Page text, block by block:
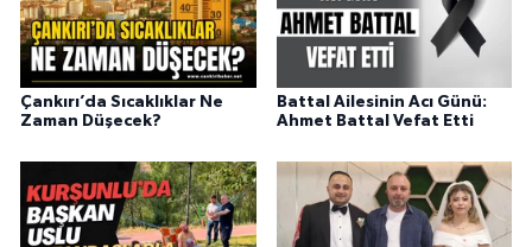
Çankırı’da Sıcaklıklar Ne
Zaman Düşecek?
Battal Ailesinin Acı Günü:
Ahmet Battal Vefat Etti